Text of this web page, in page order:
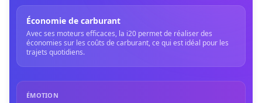
Économie de carburant
Avec ses moteurs efficaces, la i20 permet de réaliser des
économies sur les coûts de carburant, ce qui est idéal pour les
trajets quotidiens.
ÉMOTION